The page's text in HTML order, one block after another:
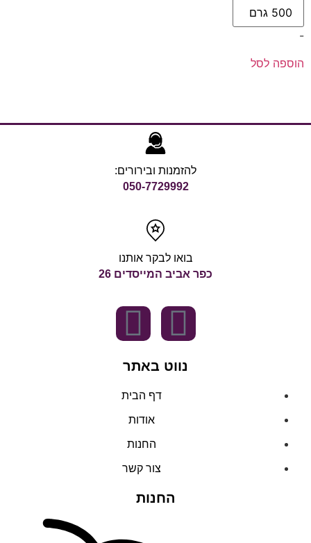
-
הוספה לסל
להזמנות ובירורים:
050-7729992
בואו לבקר אותנו
כפר אביב המייסדים 26
נווט באתר
דף הבית
אודות
החנות
צור קשר
החנות